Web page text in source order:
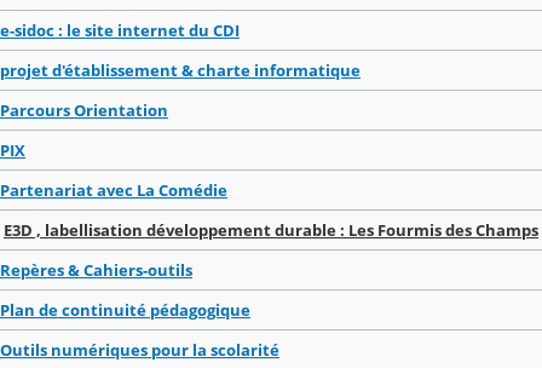
e-sidoc : le site internet du CDI
projet d'établissement & charte informatique
Parcours Orientation
PIX
Partenariat avec La Comédie
E3D , labellisation développement durable : Les Fourmis des Champs
Repères & Cahiers-outils
Plan de continuité pédagogique
Outils numériques pour la scolarité